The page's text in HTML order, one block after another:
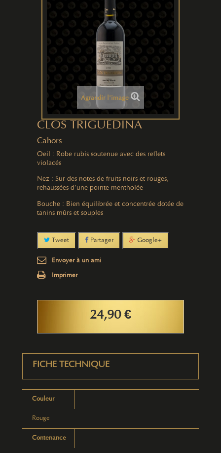
Agrandir l'image
CLOS TRIGUEDINA
Cahors
Oeil : Robe rubis soutenue avec des reflets
violacés
Nez : Sur des notes de fruits noirs et rouges,
rehaussées d’une pointe mentholée
Bouche : Bien équilibrée et concentrée dotée de
tanins mûrs et souples
Tweet Partager Google+
Envoyer à un ami
Imprimer
24,90 €
FICHE TECHNIQUE
Couleur
Rouge
Contenance